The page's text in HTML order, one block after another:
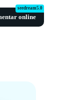
online
seedream5.0